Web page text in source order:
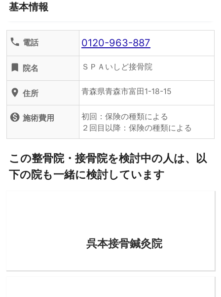
基本情報
phone 電話 0120-963-887
turned_in 院名 ＳＰＡいしど接骨院
location_on 住所 青森県青森市富田1-18-15
monetization_on 施術費用
初回：保険の種類による
２回目以降：保険の種類による
この整骨院・接骨院を検討中の人は、以
下の院も一緒に検討しています
呉本接骨鍼灸院